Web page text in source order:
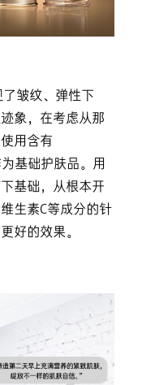
了皱纹、弹性下
象，在考虑从那
用含有
基础护肤品。用
基础，从根本开
生素C等成分的针
好的效果。